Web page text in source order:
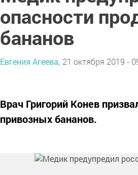
опасности
бананов
Евгения Агеева, 21 октября 2019 -
Врач Григорий Конев
привозных бананов.